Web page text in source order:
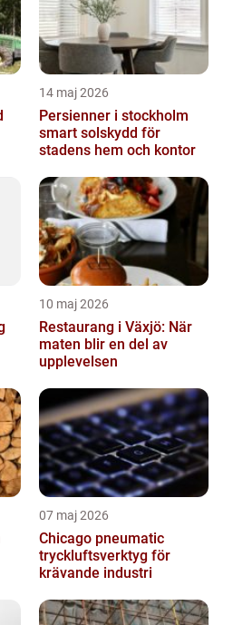
14 maj 2026
Persienner i stockholm
smart solskydd för
stadens hem och kontor
10 maj 2026
Restaurang i Växjö: När
maten blir en del av
upplevelsen
07 maj 2026
Chicago pneumatic
tryckluftsverktyg för
krävande industri